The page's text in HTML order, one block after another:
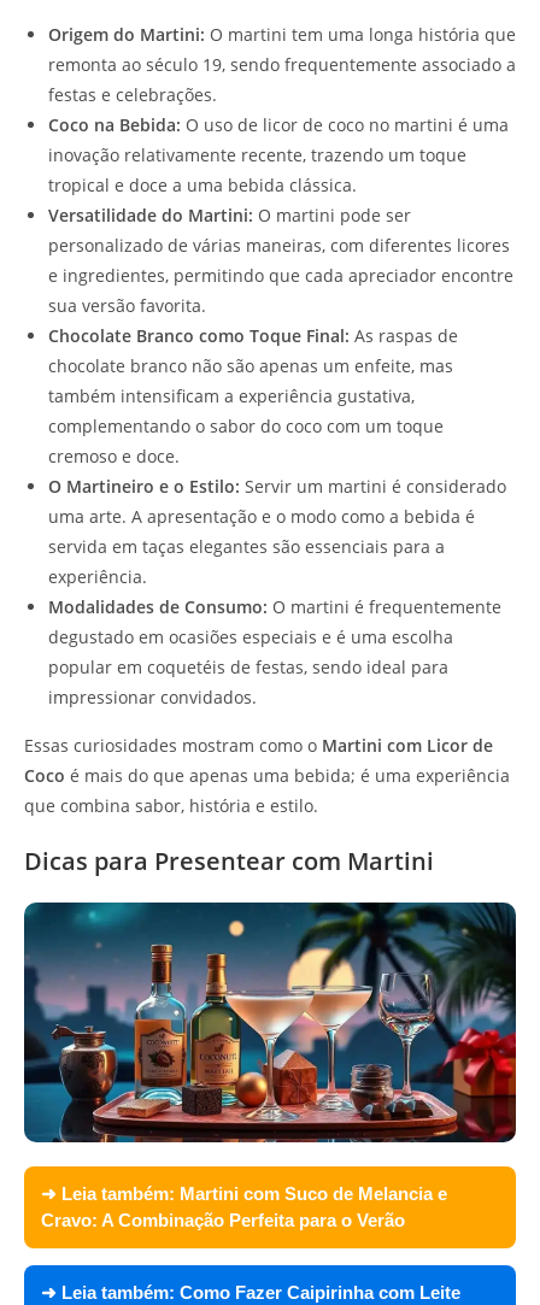
Origem do Martini: O martini tem uma longa história que
remonta ao século 19, sendo frequentemente associado a
festas e celebrações.
Coco na Bebida: O uso de licor de coco no martini é uma
inovação relativamente recente, trazendo um toque
tropical e doce a uma bebida clássica.
Versatilidade do Martini: O martini pode ser
personalizado de várias maneiras, com diferentes licores
e ingredientes, permitindo que cada apreciador encontre
sua versão favorita.
Chocolate Branco como Toque Final: As raspas de
chocolate branco não são apenas um enfeite, mas
também intensificam a experiência gustativa,
complementando o sabor do coco com um toque
cremoso e doce.
O Martineiro e o Estilo: Servir um martini é considerado
uma arte. A apresentação e o modo como a bebida é
servida em taças elegantes são essenciais para a
experiência.
Modalidades de Consumo: O martini é frequentemente
degustado em ocasiões especiais e é uma escolha
popular em coquetéis de festas, sendo ideal para
impressionar convidados.
Essas curiosidades mostram como o Martini com Licor de
Coco é mais do que apenas uma bebida; é uma experiência
que combina sabor, história e estilo.
Dicas para Presentear com Martini
➜ Leia também: Martini com Suco de Melancia e
Cravo: A Combinação Perfeita para o Verão
➜ Leia também: Como Fazer Caipirinha com Leite